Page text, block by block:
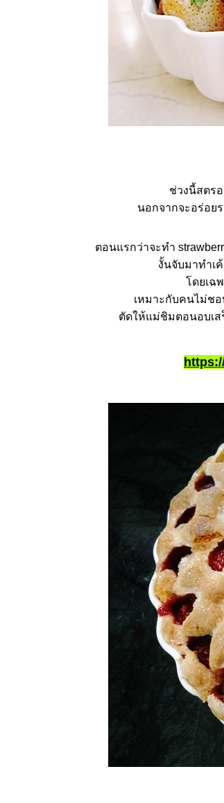
ช่วงนี้สตร
นอกจากจะอร่อย
ตอนแรกว่าจะทำ
งั้นจับมาทำเ
ดยเฉพ
เหมาะกับคนไม่ช
ตัดให้แม่ชิมตอนอบเ